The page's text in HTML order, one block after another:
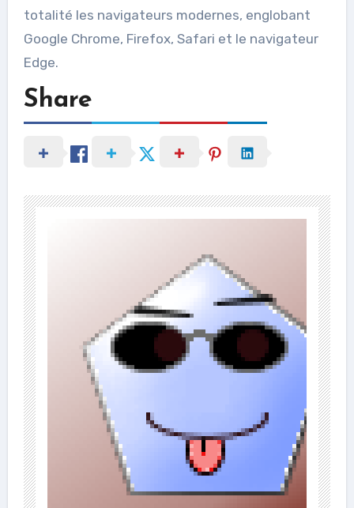
totalité les navigateurs modernes, englobant
Google Chrome, Firefox, Safari et le navigateur
Edge.
Share